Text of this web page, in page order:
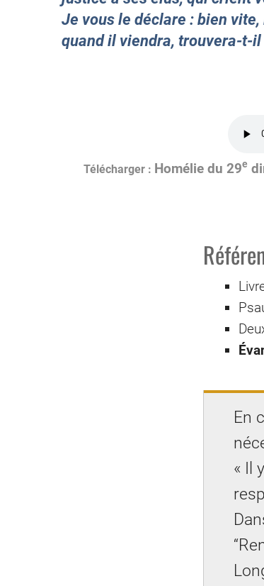
Je vous le déclare : bien
quand il viendra, trouvera-t-
Homélie du 29e
En
« Il